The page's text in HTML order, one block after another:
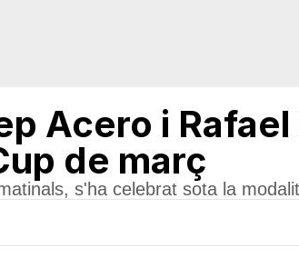
Acero i
de març
s'ha celebrat sota la